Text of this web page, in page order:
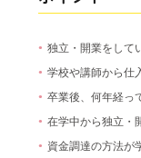
独立・開業をして
学校や講師から仕
卒業後、何年経っ
在学中から独立・
資金調達の方法が